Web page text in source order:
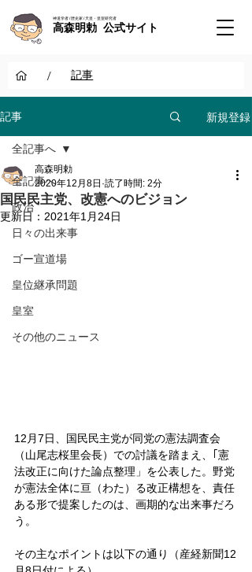
神道学者 / 歴史家 / 天皇・皇室研究者
高森明勅 公式サイト
/ 記事
記事 新規登録
全記事へ
政治
日々の出来事
ゴー宣道場
皇位継承問題
皇室
その他のニュース
全記事へ
国民民主党、改憲へのビジョン
高森明勅
2020年12月8日 読了時間: 2分
更新日： 2021年1月24日
12月7日、国民民主党が同党の憲法調査会
（山尾志桜里会長）での討議を踏まえ、｢憲
法改正に向けた論点整理」を公表した。野党
が憲法全体に亘（わた）る改正構想を、責任
ある形で提案したのは、画期的な出来事だろ
う。
その主なポイントは以下の通り（産経新聞12